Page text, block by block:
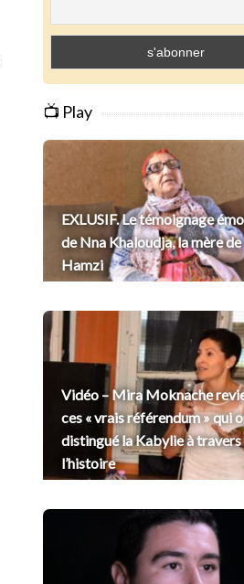
📺 Play
EXLUSIF. Le témoignage
de Nna Khaloudja, la mère de
Hamzi
Vidéo – Mira Moknache
ces « vrais référendum » qui
distingué la Kabylie à travers
l’histoire